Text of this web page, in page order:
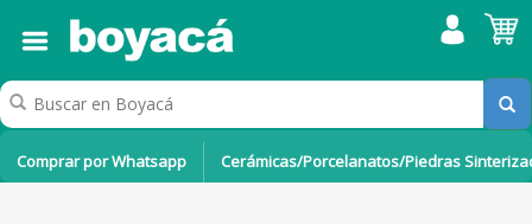
Comprar por Whatsapp Cerámicas/Porcelanatos/Piedras